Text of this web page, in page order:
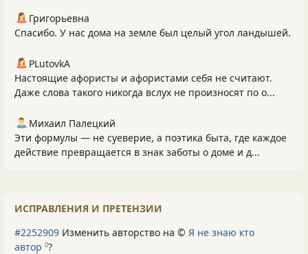
Григорьевна
Спасибо. У нас дома на земле был целый угол ландышей.
PLutоvkА
Настоящие афористы и афористами себя не считают.
Даже слова такого никогда вслух не произносят по о...
Михаил Палецкий
Эти формулы — не суеверие, а поэтика быта, где каждое
действие превращается в знак заботы о доме и д...
ИСПРАВЛЕНИЯ И ПРЕТЕНЗИИ
#2252909 Изменить авторство на © Я не знаю кто
автор 0?